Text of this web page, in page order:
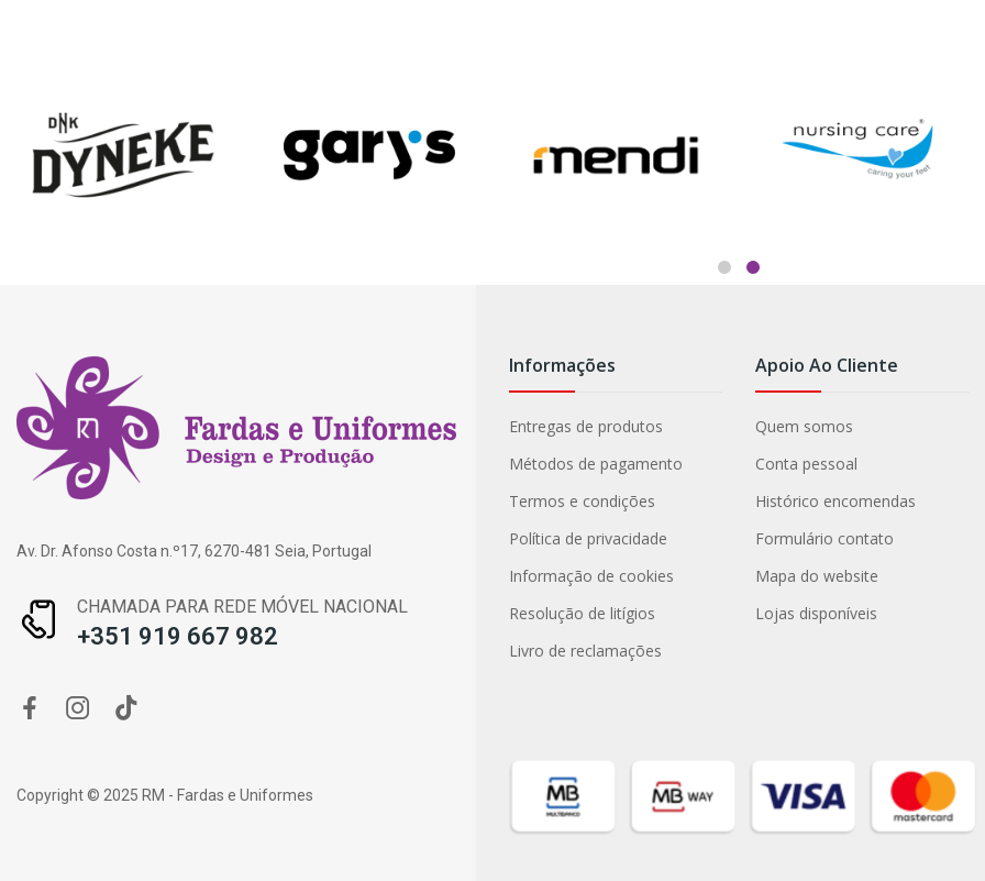
Av. Dr. Afonso Costa n.º17, 6270-481 Seia, Portugal
CHAMADA PARA REDE MÓVEL NACIONAL
+351 919 667 982
Informações
Entregas de produtos
Métodos de pagamento
Termos e condições
Política de privacidade
Informação de cookies
Resolução de litígios
Livro de reclamações
Apoio Ao Cliente
Quem somos
Conta pessoal
Histórico encomendas
Formulário contato
Mapa do website
Lojas disponíveis
Copyright © 2025 RM - Fardas e Uniformes